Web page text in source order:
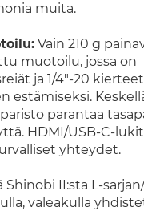
muita.
Vain 210 g
muotoilu, jossa on
ja 1/4"-20 kierteet
estämiseksi.
parantaa
HDMI/USB-C-
yhteydet.
Shinobi II:sta L-
valeakulla